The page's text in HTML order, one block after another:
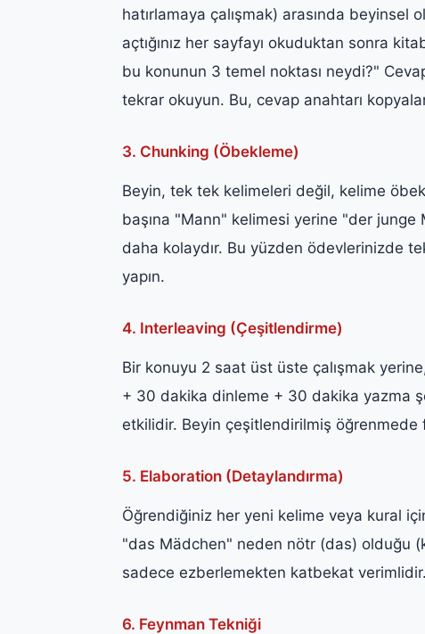
hatırlamaya çalışmak) arasında beyinsel
açtığınız her sayfayı okuduktan sonra
bu konunun 3 temel noktası neydi?"
tekrar okuyun. Bu, cevap anahtarı
3. Chunking (Öbekleme)
Beyin, tek tek kelimeleri değil, kelime
başına "Mann" kelimesi yerine "der
daha kolaydır. Bu yüzden ödevlerinizde
yapın.
4. Interleaving (Çeşitlendirme)
Bir konuyu 2 saat üst üste çalışmak
+ 30 dakika dinleme + 30 dakika yazma
etkilidir. Beyin çeşitlendirilmiş
5. Elaboration (Detaylandırma)
Öğrendiğiniz her yeni kelime veya kural
"das Mädchen" neden nötr (das) olduğu
sadece ezberlemekten katbekat
6. Feynman Tekniği